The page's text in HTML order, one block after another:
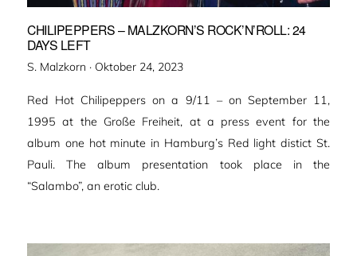
CHILIPEPPERS – MALZKORN’S ROCK’N’ROLL: 24
DAYS LEFT
S. Malzkorn · Veröffentlicht
Oktober 24, 2023
Red Hot Chilipeppers on a 9/11 – on September 11,
1995 at the Große Freiheit, at a press event for the
album one hot minute in Hamburg’s Red light distict St.
Pauli. The album presentation took place in the
“Salambo”, an erotic club.